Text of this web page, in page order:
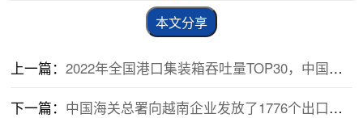
本文分享
上一篇：2022年全国港口集装箱吞吐量TOP30，中国占10席
下一篇： 中国海关总署向越南企业发放了1776个出口到中国的农产品和食品注册编号